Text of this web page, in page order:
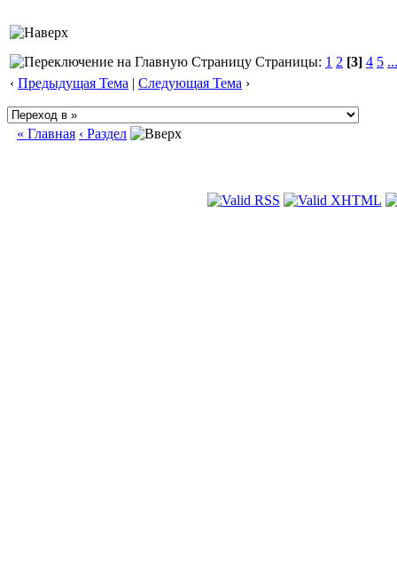
Страницы: 1 2 [3] 4 5 ...
‹ Предыдущая Тема | Следующая Тема ›
« Главная ‹ Раздел